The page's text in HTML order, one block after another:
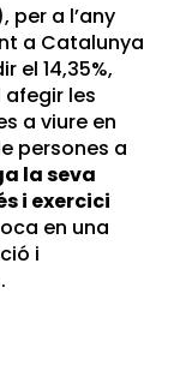
per a l’any
a Catalunya
el 14,35%,
afegir les
a viure en
persones a
la seva
i exercici
en una
i